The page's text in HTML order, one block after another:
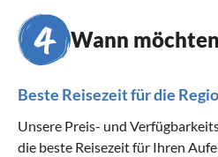
Wann
Beste Reisezeit für die
Unsere Preis- und
die beste Reisezeit für Ihren